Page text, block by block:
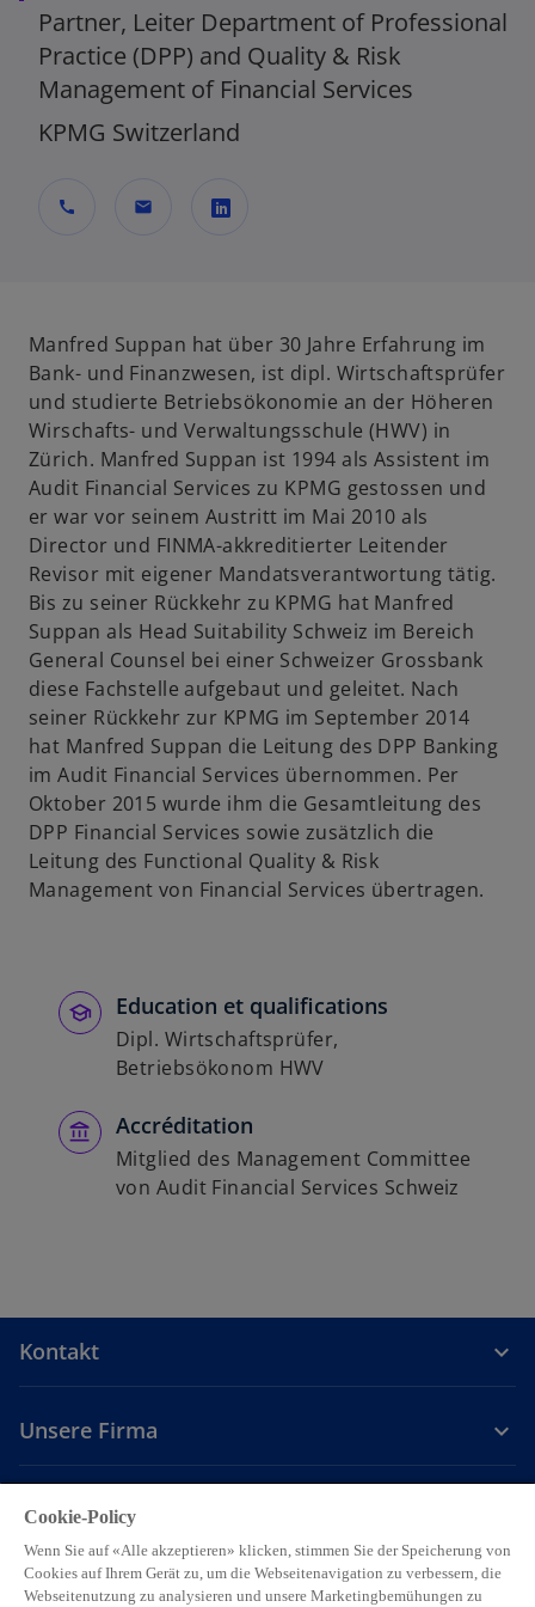
Partner, Leiter Department of Professional
Practice (DPP) and Quality & Risk
Management of Financial Services
KPMG Switzerland
call mail
d
i
n
e
i
n
e
r
n
e
u
e
n
R
e
g
i
s
t
e
r
t
e
e
f
Manfred Suppan hat über 30 Jahre Erfahrung im
Bank- und Finanzwesen, ist dipl. Wirtschaftsprüfer
und studierte Betriebsökonomie an der Höheren
Wirschafts- und Verwaltungsschule (HWV) in
Zürich. Manfred Suppan ist 1994 als Assistent im
Audit Financial Services zu KPMG gestossen und
er war vor seinem Austritt im Mai 2010 als
Director und FINMA-akkreditierter Leitender
Revisor mit eigener Mandatsverantwortung tätig.
Bis zu seiner Rückkehr zu KPMG hat Manfred
Suppan als Head Suitability Schweiz im Bereich
General Counsel bei einer Schweizer Grossbank
diese Fachstelle aufgebaut und geleitet. Nach
seiner Rückkehr zur KPMG im September 2014
hat Manfred Suppan die Leitung des DPP Banking
im Audit Financial Services übernommen. Per
Oktober 2015 wurde ihm die Gesamtleitung des
DPP Financial Services sowie zusätzlich die
Leitung des Functional Quality & Risk
Management von Financial Services übertragen.
Education et qualifications
Dipl. Wirtschaftsprüfer,
Betriebsökonom HWV
Accréditation
Mitglied des Management Committee
von Audit Financial Services Schweiz
Kontakt
Unsere Firma
Karriere
w
i
w
i
w
i
w
i
w
i
Cookie-Policy
Wenn Sie auf «Alle akzeptieren» klicken, stimmen Sie der Speicherung von
Cookies auf Ihrem Gerät zu, um die Webseitenavigation zu verbessern, die
Webseitenutzung zu analysieren und unsere Marketingbemühungen zu